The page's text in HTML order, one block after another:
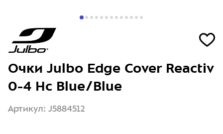
Очки Julbo Edge Cover Reactiv
0-4 Hc Blue/Blue
Артикул: J5884512